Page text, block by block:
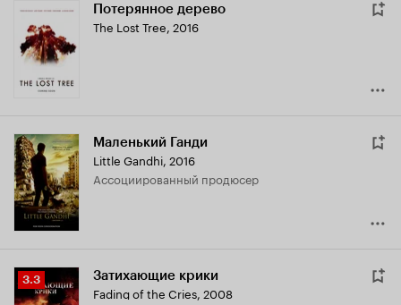
Потерянное дерево
The Lost Tree, 2016
Маленький Ганди
Little Gandhi, 2016
ассоциированный продюсер
Рейтинг
Кинопоиска
3.3 Затихающие крики
Fading of the Cries, 2008